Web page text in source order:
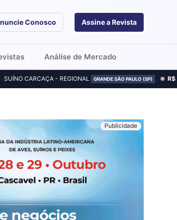
Conosco Assine a Revista
Análise de Mercado
SUÍNO CARCAÇA - REGIONAL GRANDE SÃO PAULO (SP)